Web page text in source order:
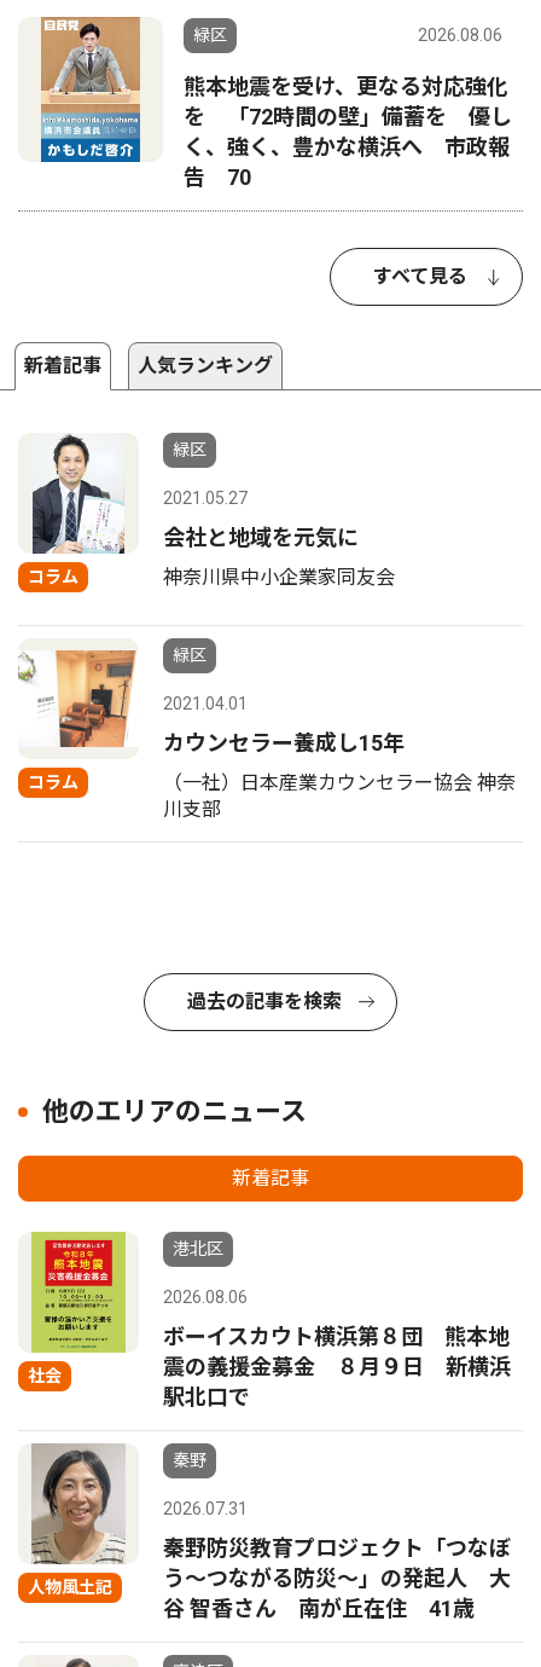
緑区 2026.08.06
熊本地震を受け、更なる対応強化
を 「72時間の壁」備蓄を 優し
く、強く、豊かな横浜へ 市政報
告 70
すべて見る
新着記事 人気ランキング
コラム
緑区
2021.05.27
会社と地域を元気に
神奈川県中小企業家同友会
コラム
緑区
2021.04.01
カウンセラー養成し15年
（一社）日本産業カウンセラー協会 神奈
川支部
過去の記事を検索
他のエリアのニュース
新着記事
社会
港北区
2026.08.06
ボーイスカウト横浜第８団 熊本地
震の義援金募金 ８月９日 新横浜
駅北口で
人物風土記
秦野
2026.07.31
秦野防災教育プロジェクト「つなぼ
う〜つながる防災〜」の発起人 大
谷 智香さん 南が丘在住 41歳